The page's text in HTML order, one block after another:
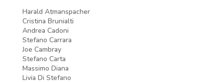
Harald Atmanspacher
Cristina Brunialti
Andrea Cadoni
Stefano Carrara
Joe Cambray
Stefano Carta
Massimo Diana
Livia Di Stefano